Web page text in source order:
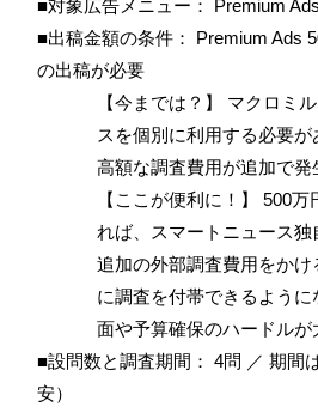
■対象広告メニュー： Premium
■出稿金額の条件： Premium Ads
の出稿が必要
【今までは？】 マクロミ
スを個別に利用する必要
高額な調査費用が追加で発
【ここが便利に！】 500
れば、スマートニュース
追加の外部調査費用をか
に調査を付帯できるように
面や予算確保のハードルが
■設問数と調査期間： 4問 ／ 期間
安）